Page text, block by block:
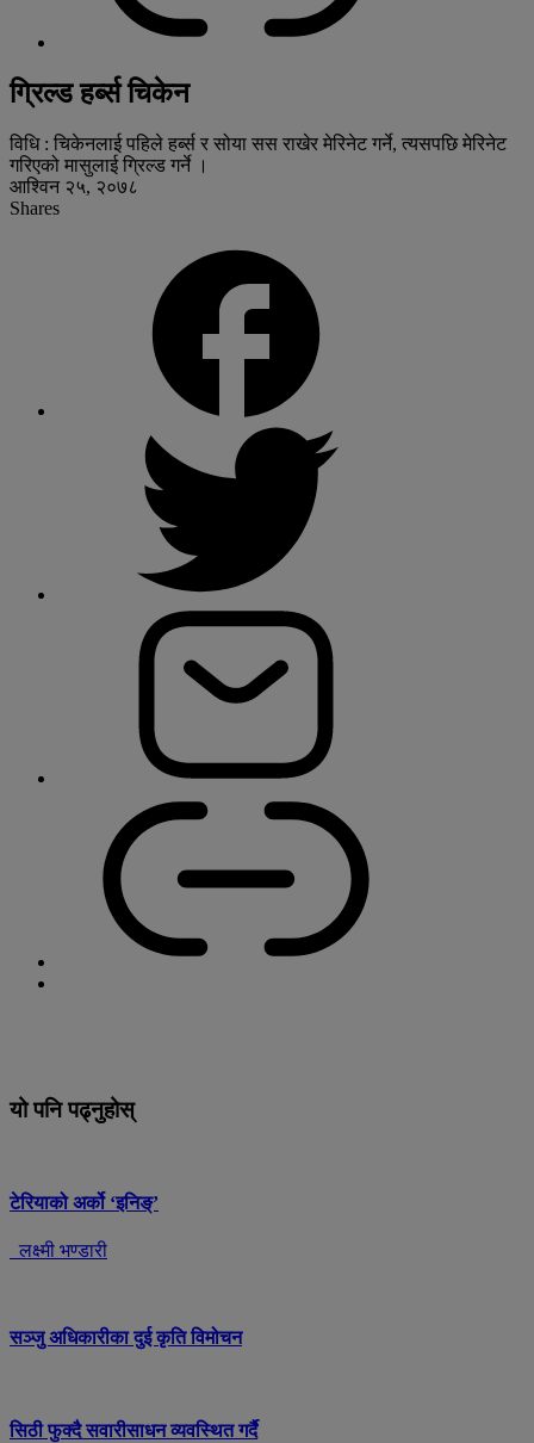
ग्रिल्ड हर्ब्स चिकेन
विधि : चिकेनलाई पहिले हर्ब्स र सोया सस राखेर मेरिनेट गर्ने, त्यसपछि मेरिनेट
गरिएको मासुलाई ग्रिल्ड गर्ने ।
आश्विन २५, २०७८
Shares
यो पनि पढ्नुहोस्
टेरियाको अर्को ‘इनिङ्’
लक्ष्मी भण्डारी
सञ्जु अधिकारीका दुई कृति विमोचन
सिठी फुक्दै सवारीसाधन व्यवस्थित गर्दै